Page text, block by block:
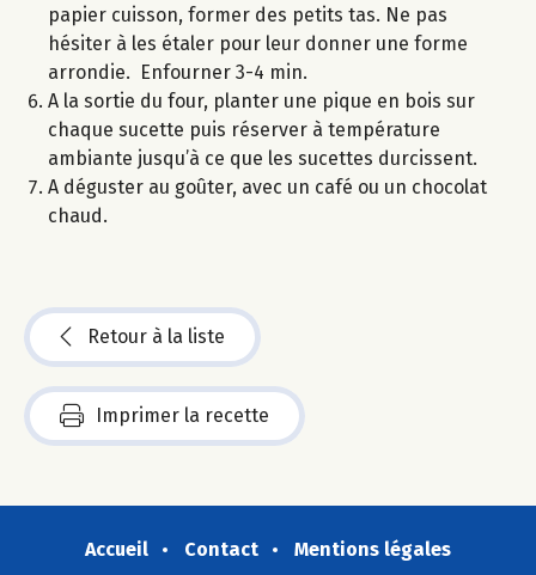
papier cuisson, former des petits tas. Ne pas
hésiter à les étaler pour leur donner une forme
arrondie. Enfourner 3-4 min.
A la sortie du four, planter une pique en bois sur
chaque sucette puis réserver à température
ambiante jusqu’à ce que les sucettes durcissent.
A déguster au goûter, avec un café ou un chocolat
chaud.
Retour à la liste
Imprimer la recette
Accueil Contact
Mentions légales